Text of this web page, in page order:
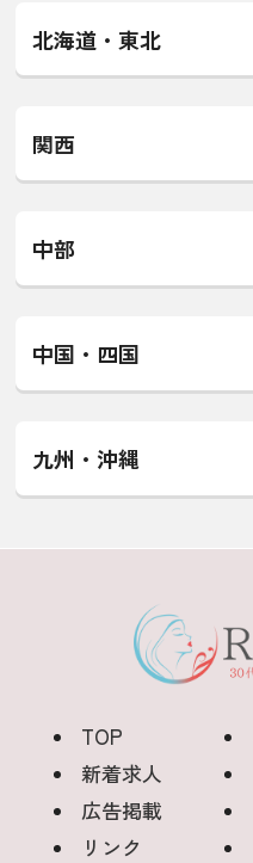
北海道・東北
関西
中部
中国・四国
九州・沖縄
TOP
新着求人
広告掲載
リンク